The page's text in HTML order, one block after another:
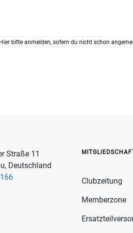
bitte anmelden, sofern du nicht schon
Straße 11
Deutschland
Clubzeitung
Memberzone